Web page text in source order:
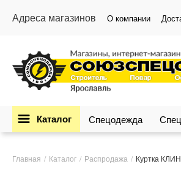
Адреса магазинов О компании
Каталог Спецодежда
Главная Каталог Распродажа Куртка